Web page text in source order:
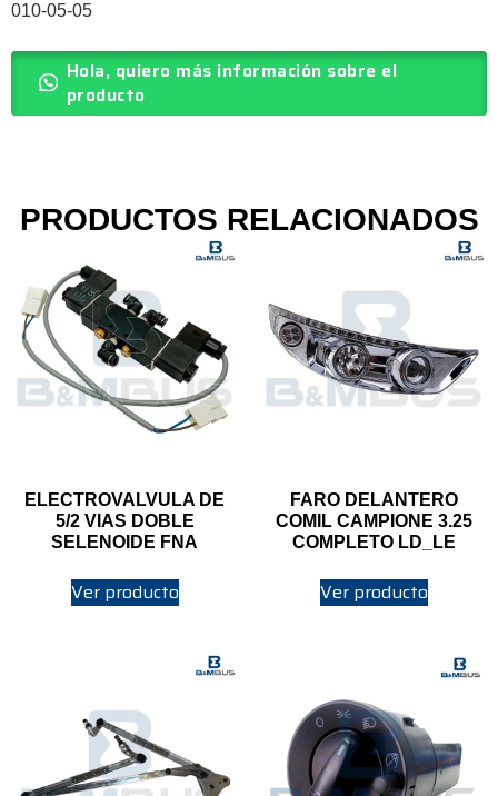
010-05-05
Hola, quiero más información sobre el
producto
PRODUCTOS RELACIONADOS
ELECTROVALVULA DE
5/2 VIAS DOBLE
SELENOIDE FNA
Ver producto
FARO DELANTERO
COMIL CAMPIONE 3.25
COMPLETO LD_LE
Ver producto